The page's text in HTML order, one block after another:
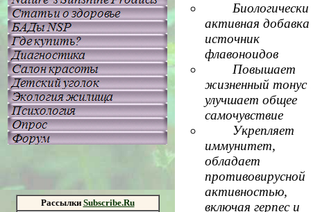
Рассылки Subscribe.Ru
Биологически
активная
источник
флавоноидов
Повышает
жизненный тонус
улучшает общее
самочувствие
Укрепляет
иммунитет,
обладает
противовирусной
активностью,
включая герпес и